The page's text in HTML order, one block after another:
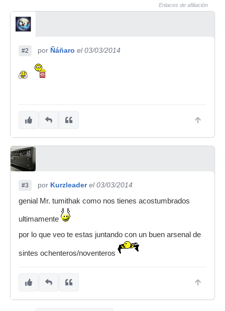
Enlaces de afiliación
#2 por Ñáñaro el 03/03/2014
#3 por Kurzleader el 03/03/2014
genial Mr. tumithak como nos tienes acostumbrados
ultimamente
por lo que veo te estas juntando con un buen arsenal de
sintes ochenteros/noventeros